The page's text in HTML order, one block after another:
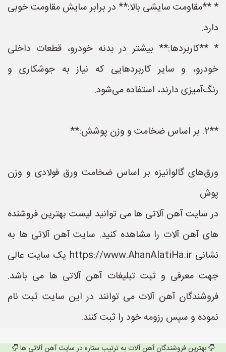
* **مقاومت سایشی بالا:** در برابر سایش مقاومت خوبی
دارد.
* **کاربردها:** بیشتر در بدنه خودرو، قطعات داخلی
خودرو، و سایر کاربردهایی که نیاز به جوشکاری و
رنگ‌آمیزی دارند، استفاده می‌شود.
**2. بر اساس ضخامت و وزن پوشش:**
ورق‌های گالوانیزه بر اساس ضخامت ورق فولادی و وزن
پوش
در سایت آهن آلاتی ها می توانید لیست بهترین فروشنده
های آهن آلات را مشاهده کنید. سایت آهن آلاتی ها به
نشانی https://www.AhanAlatiHa.ir یک سایت عالی
جهت معرفی و ثبت تبلیغات آهن آلاتی ها می باشد.
فروشندگان آهن آلات می توانند در این سایت ثبت نام
نموده و سپس رزومه خود را ثبت کنند.
بهترین فروشندگان آهن آلات به ترتیب ستاره در سایت آهن آلاتی ها